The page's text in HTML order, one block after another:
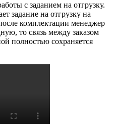
с заданием на отгрузку.
задание на отгрузку на
комплектации менеджер
то связь между заказом
полностью сохраняется